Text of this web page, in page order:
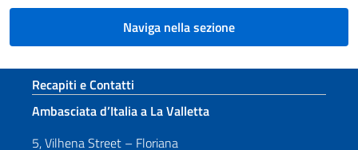
Naviga nella sezione
Sezione footer
Recapiti e Contatti
Ambasciata d’Italia a La Valletta
5, Vilhena Street – Floriana